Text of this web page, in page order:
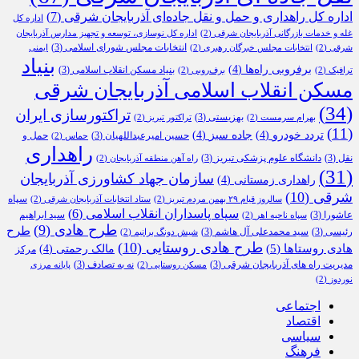
اداره کل راهداری و حمل و نقل جاده‌ای آذربایجان شرقی (7)
اداره کل
غله و خدمات بازرگانی آذربایجان شرقی (2)
اداره کل نوسازی، توسعه و تجهیز مدارس آذربایجان
شرقی (2) انتخابات مجلس خبرگان رهبری (2) انتخابات مجلس شورای اسلامی (3) ایمنی
ترافیک (2) برفروبی راه‌ها (4) برف‌روبی (2) بنیاد مسکن انقلاب اسلامی (3)
بنیاد
مسکن انقلاب اسلامی آذربایجان شرقی
(34)
بهرام سرمست (2) بهزیستی (3) تراکتور تبریز (2)
تراکتورسازی ایران
(11)
تردد خودرو (4) جاده سبز (4) حسین امیرعبداللهیان (3) حماس (2)
حمل و
نقل (3) دانشگاه علوم پزشکی تبریز (3) راه آهن منطقه آذربایجان (2)
راهداری
(31)
راهداری زمستانی (4)
سازمان جهاد کشاورزی آذربایجان
شرقی (10) سالروز قیام ۲۹ بهمن مردم تبریز (2) ستاد انتخابات آذربایجان شرقی (2)
سپاه
عاشورا
(3) سپاه ناحیه اهر (2) سپاه پاسداران انقلاب اسلامی (6)
سید ابراهیم
رئیسی (3) سید محمدعلی آل هاشم (3) شیش دونگ برانیم (2) طرح هادی (9)
طرح
هادی روستاها (5) طرح هادی روستایی (10) مالک رحمتی (4)
مرکز
مدیریت راه های آذربایجان شرقی (3) مسکن روستایی (2) نه به تصادف (3)
پایانه مرزی
نوردوز (2)
اجتماعی
اقتصاد
سیاسی
فرهنگ